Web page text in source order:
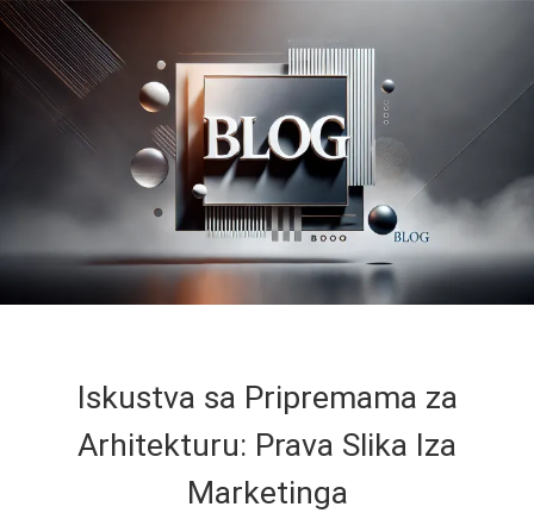
Iskustva sa Pripremama za
Arhitekturu: Prava Slika Iza
Marketinga